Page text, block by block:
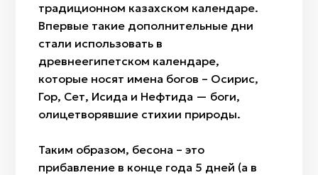
традиционном казахском календаре.
Впервые такие дополнительные дни
стали использовать в
древнеегипетском календаре,
которые носят имена богов – Осирис,
Гор, Сет, Исида и Нефтида — боги,
олицетворявшие стихии природы.
Таким образом, бесқонақ – это
прибавление в конце года 5 дней (а в